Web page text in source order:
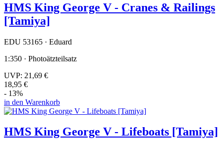
HMS King George V - Cranes & Railings
[Tamiya]
EDU 53165 · Eduard
1:350 · Photoätzteilsatz
UVP: 21,69 €
18,95 €
- 13%
in den Warenkorb
HMS King George V - Lifeboats [Tamiya]